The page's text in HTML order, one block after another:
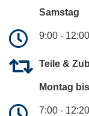
Samstag
9:00 -
Teile &
Montag
7:00 -